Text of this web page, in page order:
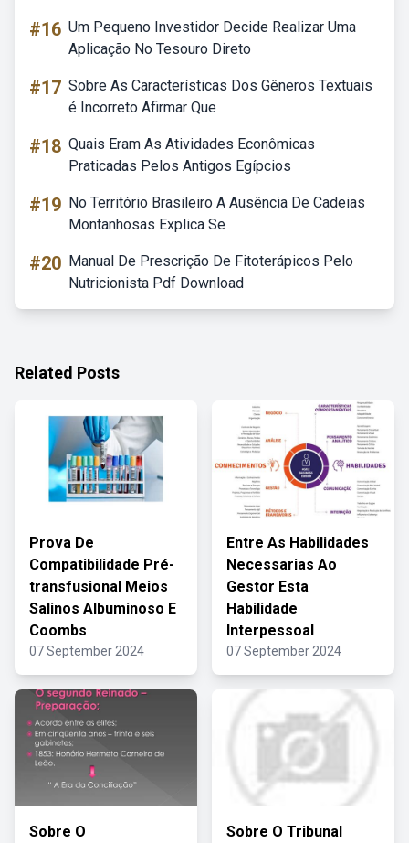
#16 Um Pequeno Investidor Decide Realizar Uma
Aplicação No Tesouro Direto
#17 Sobre As Características Dos Gêneros Textuais
é Incorreto Afirmar Que
#18 Quais Eram As Atividades Econômicas
Praticadas Pelos Antigos Egípcios
#19 No Território Brasileiro A Ausência De Cadeias
Montanhosas Explica Se
#20 Manual De Prescrição De Fitoterápicos Pelo
Nutricionista Pdf Download
Related Posts
Prova De
Compatibilidade Pré-
transfusional Meios
Salinos Albuminoso E
Coombs
07 September 2024
Entre As Habilidades
Necessarias Ao
Gestor Esta
Habilidade
Interpessoal
07 September 2024
Sobre O Sobre O Tribunal